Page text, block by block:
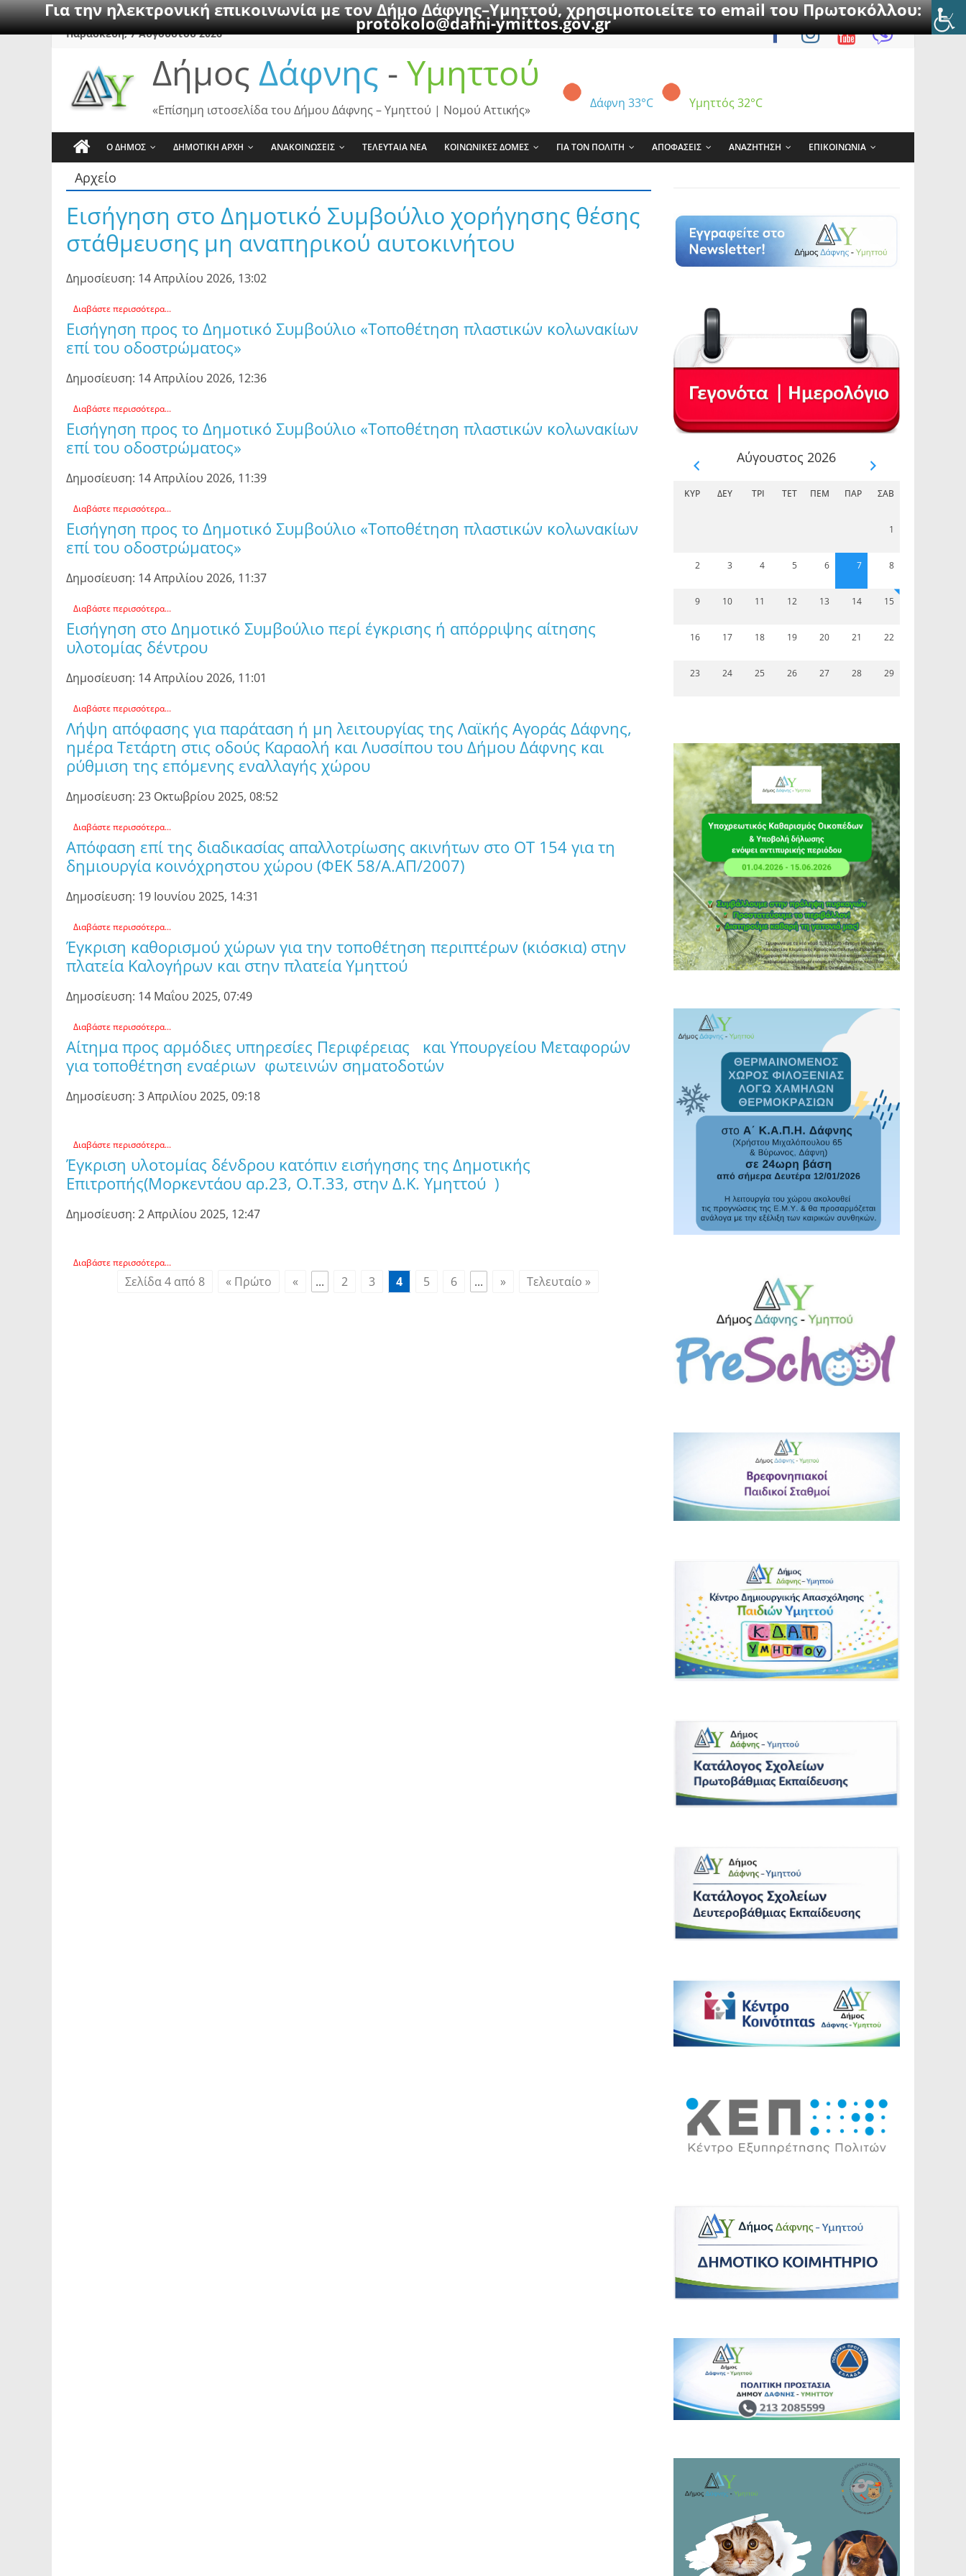
Για την ηλεκτρονική επικοινωνία με τον Δήμο Δάφνης–Υμηττού, χρησιμοποιείτε το email του Πρωτοκόλλου:
protokolo@dafni-ymittos.gov.gr
SkipΠαρασκευή, 7 Αυγούστου 2026
Δήμος Δάφνης - Υμηττού
Δάφνη 33°C Υμηττός 32°C
«Επίσημη ιστοσελίδα του Δήμου Δάφνης – Υμηττού | Νομού Αττικής»
Ο ΔΗΜΟΣ ΔΗΜΟΤΙΚΗ ΑΡΧΗ ΑΝΑΚΟΙΝΩΣΕΙΣ ΤΕΛΕΥΤΑΙΑ ΝΕΑ ΚΟΙΝΩΝΙΚΕΣ ΔΟΜΕΣ ΓΙΑ ΤΟΝ ΠΟΛΙΤΗ ΑΠΟΦΑΣΕΙΣ ΑΝΑΖΗΤΗΣΗ ΕΠΙΚΟΙΝΩΝΙΑ
Αρχείο
Εισήγηση στο Δημοτικό Συμβούλιο χορήγησης θέσης
στάθμευσης μη αναπηρικού αυτοκινήτου
Δημοσίευση: 14 Απριλίου 2026, 13:02
Διαβάστε περισσότερα...
Εισήγηση προς το Δημοτικό Συμβούλιο «Τοποθέτηση πλαστικών κολωνακίων
επί του οδοστρώματος»
Δημοσίευση: 14 Απριλίου 2026, 12:36
Διαβάστε περισσότερα...
Εισήγηση προς το Δημοτικό Συμβούλιο «Τοποθέτηση πλαστικών κολωνακίων
επί του οδοστρώματος»
Δημοσίευση: 14 Απριλίου 2026, 11:39
Διαβάστε περισσότερα...
Εισήγηση προς το Δημοτικό Συμβούλιο «Τοποθέτηση πλαστικών κολωνακίων
επί του οδοστρώματος»
Δημοσίευση: 14 Απριλίου 2026, 11:37
Διαβάστε περισσότερα...
Εισήγηση στο Δημοτικό Συμβούλιο περί έγκρισης ή απόρριψης αίτησης
υλοτομίας δέντρου
Δημοσίευση: 14 Απριλίου 2026, 11:01
Διαβάστε περισσότερα...
Λήψη απόφασης για παράταση ή μη λειτουργίας της Λαϊκής Αγοράς Δάφνης,
ημέρα Τετάρτη στις οδούς Καραολή και Λυσσίπου του Δήμου Δάφνης και
ρύθμιση της επόμενης εναλλαγής χώρου
Δημοσίευση: 23 Οκτωβρίου 2025, 08:52
Διαβάστε περισσότερα...
Απόφαση επί της διαδικασίας απαλλοτρίωσης ακινήτων στο ΟΤ 154 για τη
δημιουργία κοινόχρηστου χώρου (ΦΕΚ 58/Α.ΑΠ/2007)
Δημοσίευση: 19 Ιουνίου 2025, 14:31
Διαβάστε περισσότερα...
Έγκριση καθορισμού χώρων για την τοποθέτηση περιπτέρων (κιόσκια) στην
πλατεία Καλογήρων και στην πλατεία Υμηττού
Δημοσίευση: 14 Μαΐου 2025, 07:49
Διαβάστε περισσότερα...
Αίτημα προς αρμόδιες υπηρεσίες Περιφέρειας και Υπουργείου Μεταφορών
για τοποθέτηση εναέριων φωτεινών σηματοδοτών
Δημοσίευση: 3 Απριλίου 2025, 09:18
Διαβάστε περισσότερα...
Έγκριση υλοτομίας δένδρου κατόπιν εισήγησης της Δημοτικής
Επιτροπής(Μορκεντάου αρ.23, Ο.Τ.33, στην Δ.Κ. Υμηττού )
Δημοσίευση: 2 Απριλίου 2025, 12:47
Διαβάστε περισσότερα...
Σελίδα 4 από 8 « Πρώτο « ... 2 3 4 5 6 ... » Τελευταίο »
Αύγουστος 2026
ΚΥΡ ΔΕΥ ΤΡΊ ΤΕΤ ΠΈΜ ΠΑΡ ΣΆΒ
1
2 3 4 5 6 7 8
9 10 11 12 13 14 15
16 17 18 19 20 21 22
23 24 25 26 27 28 29